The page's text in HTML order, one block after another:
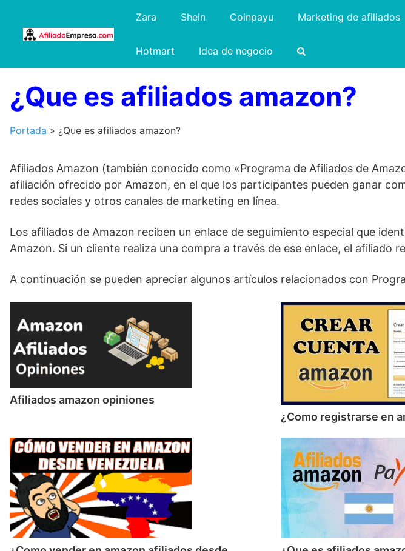
contenido
Zara Shein Coinpayu Marketing de afiliados
Hotmart Idea de negocio
¿Que es afiliados amazon?
Portada » ¿Que es afiliados amazon?
Afiliados Amazon (también conocido como «Programa de Afiliados de
afiliación ofrecido por Amazon, en el que los participantes pueden ganar
redes sociales y otros canales de marketing en línea.
Los afiliados de Amazon reciben un enlace de seguimiento especial que
Amazon. Si un cliente realiza una compra a través de ese enlace, el afiliado
A continuación se pueden apreciar algunos artículos relacionados con
Afiliados amazon opiniones
¿Como registrarse en